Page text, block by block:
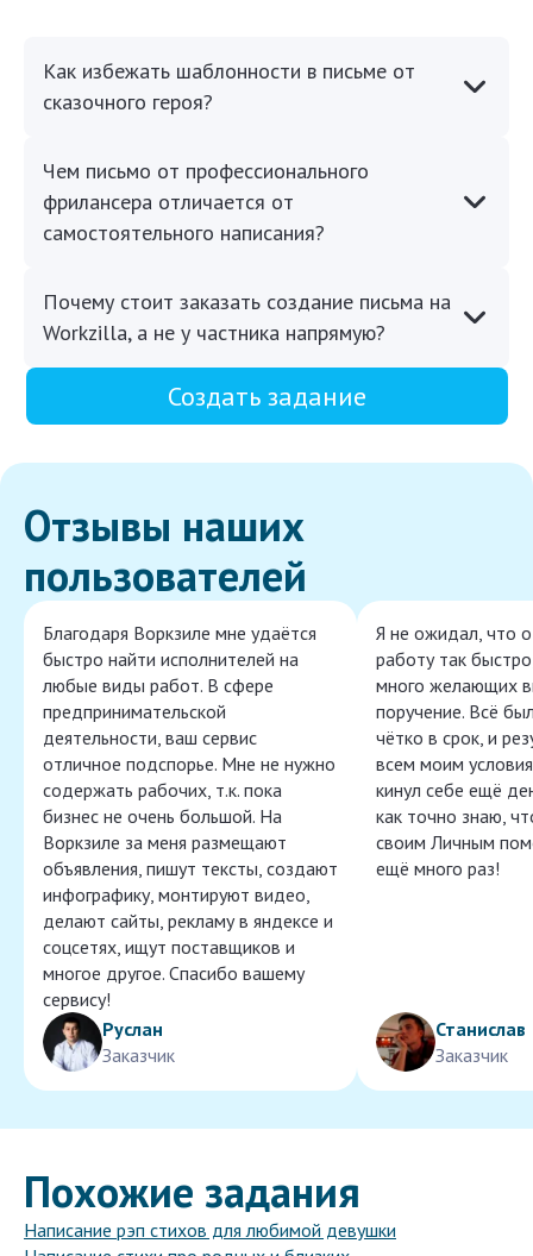
Как избежать шаблонности в письме от
сказочного героя?
Чем письмо от профессионального
фрилансера отличается от
самостоятельного написания?
Почему стоит заказать создание письма на
Workzilla, а не у частника напрямую?
Создать задание
Отзывы наших
пользователей
Благодаря Воркзиле мне удаётся
быстро найти исполнителей на
любые виды работ. В сфере
предпринимательской
деятельности, ваш сервис
отличное подспорье. Мне не нужно
содержать рабочих, т.к. пока
бизнес не очень большой. На
Воркзиле за меня размещают
объявления, пишут тексты, создают
инфографику, монтируют видео,
делают сайты, рекламу в яндексе и
соцсетях, ищут поставщиков и
многое другое. Спасибо вашему
сервису!
Руслан
Заказчик
Я не ожидал, что
работу так
много желающих
поручение. Всё
чётко в срок, и
всем моим
кинул себе ещё
как точно знаю,
своим Личным
ещё много раз!
Станислав
Заказчик
Похожие задания
Написание рэп стихов для любимой девушки